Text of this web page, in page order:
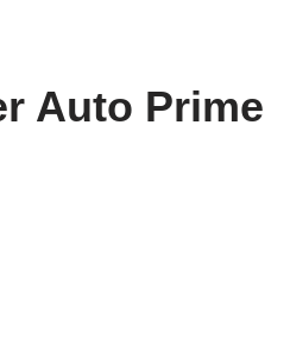
Auto Prime